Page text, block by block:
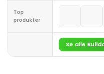
Top
produkter
Se alle